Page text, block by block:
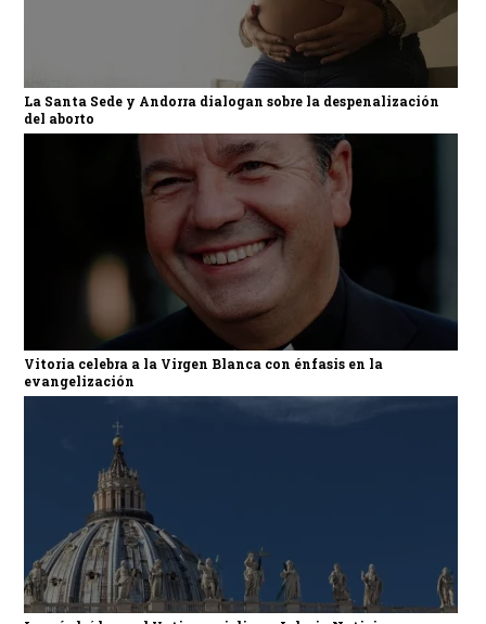
La Santa Sede y Andorra dialogan sobre la despenalización
del aborto
Vitoria celebra a la Virgen Blanca con énfasis en la
evangelización